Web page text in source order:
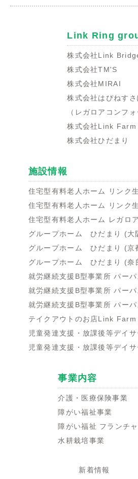
Link Ring
株式会社Link
株式会社TM'S
株式会社MIRAI
株式会社はぴねすさ
（レガロアコンフォ
株式会社Link Farm
株式会社ひだまり
施設情報
住宅型有料老人ホーム リンク
住宅型有料老人ホーム リンク
住宅型有料老人ホーム レガロ
グループホーム ひだまり (大
グループホーム ひだまり (京
グループホーム ひだまり (奈
就労継続支援B型事業所 パーパ
就労継続支援B型事業所 パー
就労継続支援B型事業所 パー
テイクアウトのお店Link Farm
児童発達支援・放課後等デイ
児童発達支援・放課後等デイ
事業内容
介護・医療保険事業
障がい福祉事業
障がい福祉 フランチ
水耕栽培事業
新着情報